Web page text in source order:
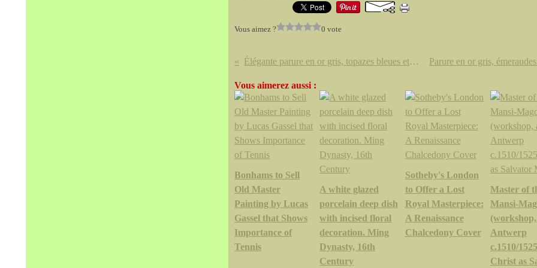
Vous aimez ? 0 vote
Élégante parure en or gris, topazes bleues et diamants.
Vous aimerez aussi :
Bonhams to Sell
Old Master
Painting by Lucas
Gassel that Shows
Importance of
Tennis
A white glazed
porcelain deep dish
with incised floral
decoration. Ming
Dynasty, 16th
Century
Sotheby's London
to Offer a Lost
Royal Masterpiece:
A Renaissance
Chalcedony Cover
Master of
Mansi-
Antwerp
c.1510/
Christ as